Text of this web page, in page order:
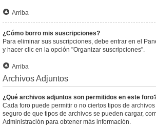
Arriba
¿Cómo borro mis suscripciones?
Para eliminar sus suscripciones, debe entrar en el
y hacer clic en la opción "Organizar suscripciones".
Arriba
Archivos Adjuntos
¿Qué archivos adjuntos son permitidos en este
Cada foro puede permitir o no ciertos tipos de
seguro de que tipos de archivos se pueden cargar,
Administración para obtener más información.